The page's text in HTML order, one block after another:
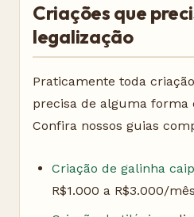
Criações que
legalização
Praticamente toda
precisa de alguma forma
Confira nossos guias
Criação de galinha
R$1.000 a R$3.000/mês